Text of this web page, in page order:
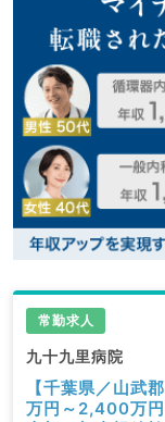
常勤求人
九十九里病院
【千葉県／山
万円～2,400万